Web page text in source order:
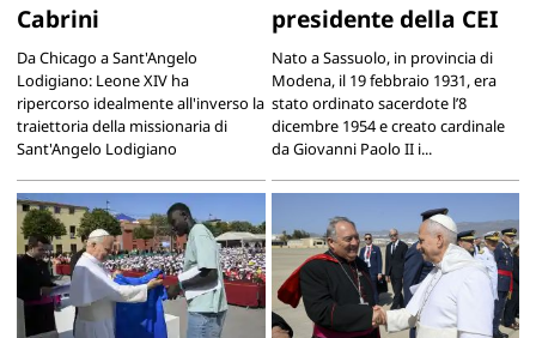
Cabrini
Da Chicago a Sant'Angelo
Lodigiano: Leone XIV ha
ripercorso idealmente all'inverso la
traiettoria della missionaria di
Sant'Angelo Lodigiano
presidente della CEI
Nato a Sassuolo, in provincia di
Modena, il 19 febbraio 1931, era
stato ordinato sacerdote l’8
dicembre 1954 e creato cardinale
da Giovanni Paolo II i...